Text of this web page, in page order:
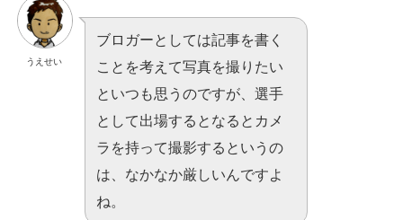
うえせい
ブロガーとしては記事を書く
ことを考えて写真を撮りたい
といつも思うのですが、選手
として出場するとなるとカメ
ラを持って撮影するというの
は、なかなか厳しいんですよ
ね。